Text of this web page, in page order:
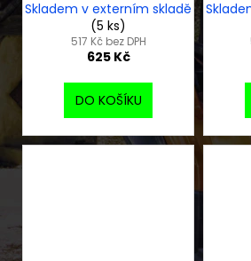
Skladem v externím skladě
(5 ks)
517 Kč bez DPH
625 Kč
DO KOŠÍKU